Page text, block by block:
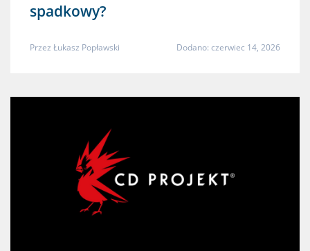
spadkowy?
Przez Łukasz Popławski Dodano: czerwiec 14, 2026